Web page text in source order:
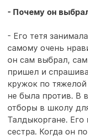
- Почему он
- Его тетя
самому очень
он сам выбрал,
пришел и
кружок по
не была против. В
отборы в школу
Талдыкоргане.
сестра. Когда он